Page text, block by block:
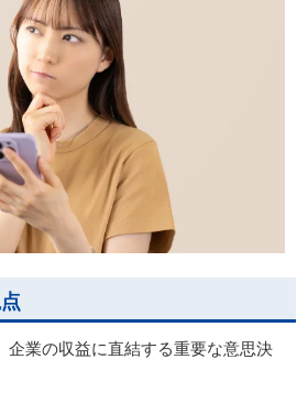
企業の収益に直結する重要な意思決